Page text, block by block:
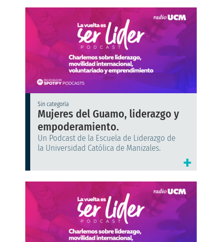
Sin categoría
Mujeres del Guamo, liderazgo y
empoderamiento.
Un Podcast de la Escuela de Liderazgo de
la Universidad Católica de Manizales.
+